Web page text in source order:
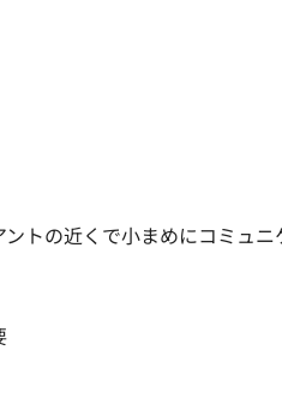
トの近くで小まめにコミュ